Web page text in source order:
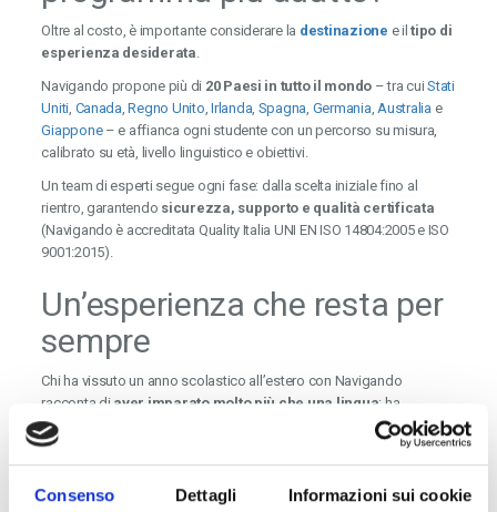
Consenso Dettagli Informazioni sui cookie
Oltre al costo, è importante considerare la destinazione e iltipo di
esperienza desiderata
Navigando propone più di 20 Paesi in tutto il mondo – tra cuiStati
Uniti Canada ,Regno Unito ,Irlanda Spagna Germania Australia e
Giappone– e affianca ogni studente con un percorso su misura,
calibrato su età, livello linguistico e obiettivi.
Un team di esperti segue ogni fase: dalla scelta iniziale fino al
rientro, garantendo sicurezza, supporto e qualità certificata
(Navigando è accreditata Quality Italia UNI EN ISO 14804:2005 e ISO
9001:2015).
Un’esperienza che resta per
sempre
Chi ha vissuto un anno scolastico all’estero con Navigando
racconta di aver imparato molto più che una lingua: ha
scoperto un nuovo modo di guardare al mondo, di relazionarsi con
gli altri e di credere in sé stesso.
nelle persone che si diventa.